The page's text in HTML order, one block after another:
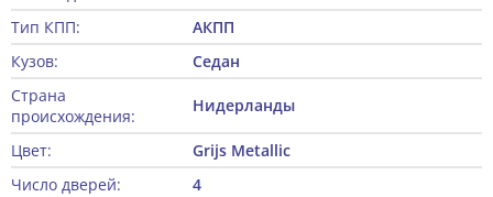
Тип КПП:
АКПП
Кузов:
Седан
Страна
происхождения:
Нидерланды
Цвет:
Grijs Metallic
Число дверей:
4